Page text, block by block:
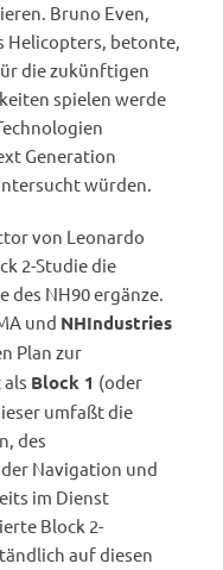
Bruno Even,
Helicopters, betonte,
die zukünftigen
spielen werde
Generation
würden.
von Leonardo
2-Studie die
NH90 ergänze.
und NHIndustries
Plan zur
Block 1 (oder
umfaßt die
des
Navigation und
im Dienst
Block 2-
auf diesen